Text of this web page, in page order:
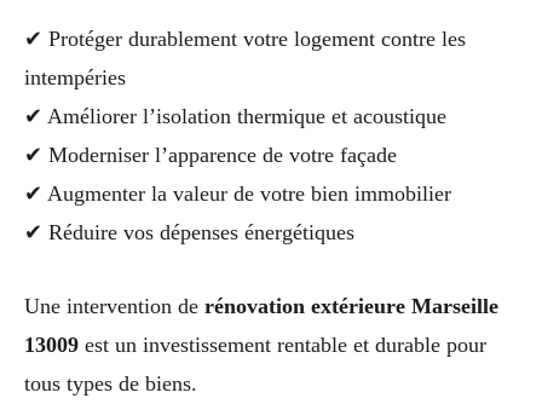
✔ Protéger durablement votre logement contre les
intempéries
✔ Améliorer l’isolation thermique et acoustique
✔ Moderniser l’apparence de votre façade
✔ Augmenter la valeur de votre bien immobilier
✔ Réduire vos dépenses énergétiques
Une intervention de rénovation extérieure Marseille
13009 est un investissement rentable et durable pour
tous types de biens.